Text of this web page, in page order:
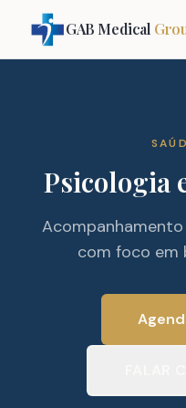
GAB Medical
Psicologia
com foco em